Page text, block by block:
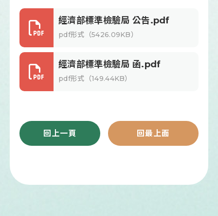
經濟部標準檢驗局 公告.pdf
pdf形式（5426.09KB）
經濟部標準檢驗局 函.pdf
pdf形式（149.44KB）
回上一頁 回最上面